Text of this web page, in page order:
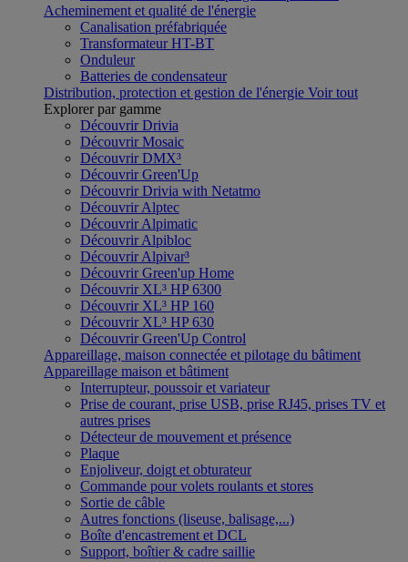
Acheminement et qualité de l'énergie
Canalisation préfabriquée
Transformateur HT-BT
Onduleur
Batteries de condensateur
Distribution, protection et gestion de l'énergie Voir tout
Explorer par gamme
Découvrir Drivia
Découvrir Mosaic
Découvrir DMX³
Découvrir Green'Up
Découvrir Drivia with Netatmo
Découvrir Alptec
Découvrir Alpimatic
Découvrir Alpibloc
Découvrir Alpivar³
Découvrir Green'up Home
Découvrir XL³ HP 6300
Découvrir XL³ HP 160
Découvrir XL³ HP 630
Découvrir Green'Up Control
Appareillage, maison connectée et pilotage du bâtiment
Appareillage maison et bâtiment
Interrupteur, poussoir et variateur
Prise de courant, prise USB, prise RJ45, prises TV et
autres prises
Détecteur de mouvement et présence
Plaque
Enjoliveur, doigt et obturateur
Commande pour volets roulants et stores
Sortie de câble
Autres fonctions (liseuse, balisage,...)
Boîte d'encastrement et DCL
Support, boîtier & cadre saillie